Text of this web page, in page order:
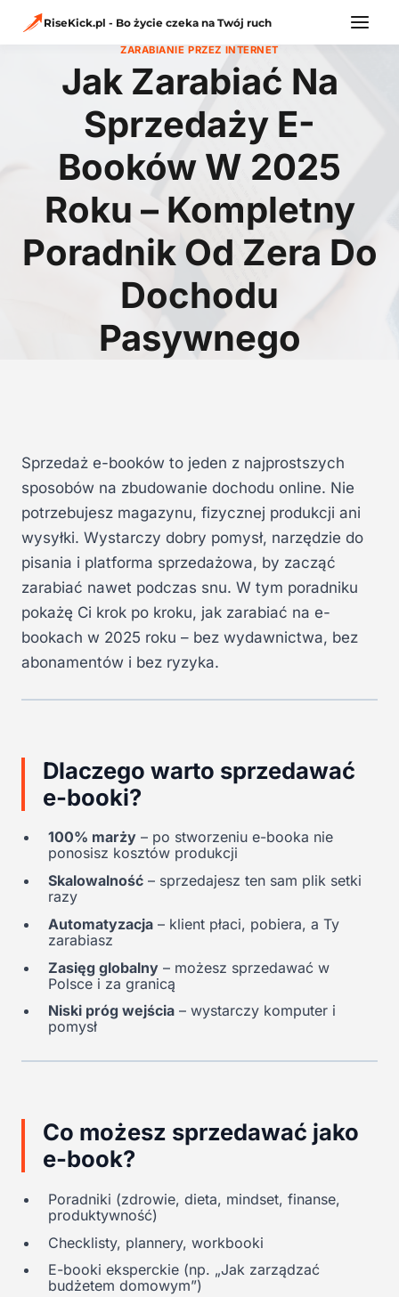
RiseKick.pl - Bo życie czeka na Twój ruch
ZARABIANIE PRZEZ INTERNET
Jak Zarabiać Na
Sprzedaży E-
Booków W 2025
Roku – Kompletny
Poradnik Od Zera Do
Dochodu
Pasywnego
Sprzedaż e-booków to jeden z najprostszych
sposobów na zbudowanie dochodu online. Nie
potrzebujesz magazynu, fizycznej produkcji ani
wysyłki. Wystarczy dobry pomysł, narzędzie do
pisania i platforma sprzedażowa, by zacząć
zarabiać nawet podczas snu. W tym poradniku
pokażę Ci krok po kroku, jak zarabiać na e-
bookach w 2025 roku – bez wydawnictwa, bez
abonamentów i bez ryzyka.
Dlaczego warto sprzedawać
e-booki?
100% marży – po stworzeniu e-booka nie
ponosisz kosztów produkcji
Skalowalność – sprzedajesz ten sam plik setki
razy
Automatyzacja – klient płaci, pobiera, a Ty
zarabiasz
Zasięg globalny – możesz sprzedawać w
Polsce i za granicą
Niski próg wejścia – wystarczy komputer i
pomysł
Co możesz sprzedawać jako
e-book?
Poradniki (zdrowie, dieta, mindset, finanse,
produktywność)
Checklisty, plannery, workbooki
E-booki eksperckie (np. „Jak zarządzać
budżetem domowym”)